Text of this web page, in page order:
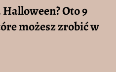
Oto 9
możesz zrobić w